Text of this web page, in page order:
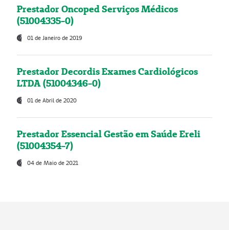
Prestador Oncoped Serviços Médicos
(51004335-0)
01 de Janeiro de 2019
Prestador Decordis Exames Cardiológicos
LTDA (51004346-0)
01 de Abril de 2020
Prestador Essencial Gestão em Saúde Ereli
(51004354-7)
04 de Maio de 2021